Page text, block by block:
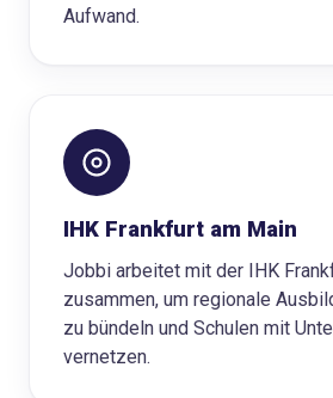
Aufwand.
IHK Frankfurt am Main
Jobbi arbeitet mit der IHK
zusammen, um regionale
zu bündeln und Schulen mit
vernetzen.